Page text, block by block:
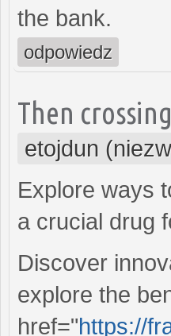
the bank.
odpowiedz
Then
etojdun
Explore ways
a crucial drug
Discover
explore the
href="https://